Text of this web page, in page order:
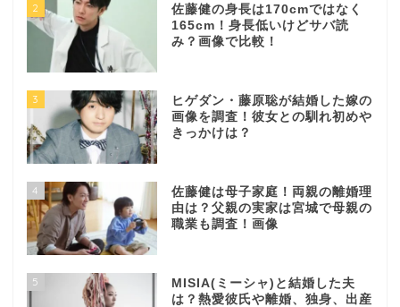
2
佐藤健の身長は170cmではなく
165cm！身長低いけどサバ読
み？画像で比較！
3
ヒゲダン・藤原聡が結婚した嫁の
画像を調査！彼女との馴れ初めや
きっかけは？
4
佐藤健は母子家庭！両親の離婚理
由は？父親の実家は宮城で母親の
職業も調査！画像
5
MISIA(ミーシャ)と結婚した夫
は？熱愛彼氏や離婚、独身、出産